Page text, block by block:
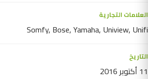
العلامات التجارية
Somfy, Bose, Yamaha, Uniview, Unifi
التاريخ
11 أكتوبر 2016